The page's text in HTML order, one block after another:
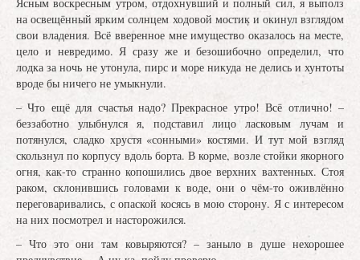
на освещённый ярким солнцем ходовой мостик и окинул взглядом
свои владения. Всё вверенное мне имущество оказалось на месте,
цело и невредимо. Я сразу же и безошибочно определил, что
лодка за ночь не утонула, пирс и море никуда не делись и хунтоты
вроде бы ничего не умыкнули.
– Что ещё для счастья надо? Прекрасное утро! Всё отлично! –
беззаботно улыбнулся я, подставил лицо ласковым лучам и
потянулся, сладко хрустя «сонными» костями. И тут мой взгляд
скользнул по корпусу вдоль борта. В корме, возле стойки якорного
огня, как-то странно копошились двое верхних вахтенных. Стоя
раком, склонившись головами к воде, они о чём-то оживлённо
переговаривались, с опаской косясь в мою сторону. Я с интересом
на них посмотрел и насторожился.
– Что это они там ковыряются? – заныло в душе нехорошее